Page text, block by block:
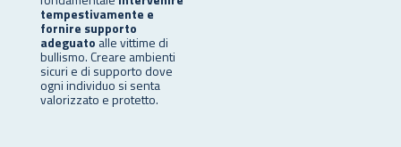
tempestivamente e
fornire supporto
adeguatoalle vittime di
bullismo. Creare ambienti
sicuri e di supporto dove
ogni individuo si senta
valorizzato e protetto.